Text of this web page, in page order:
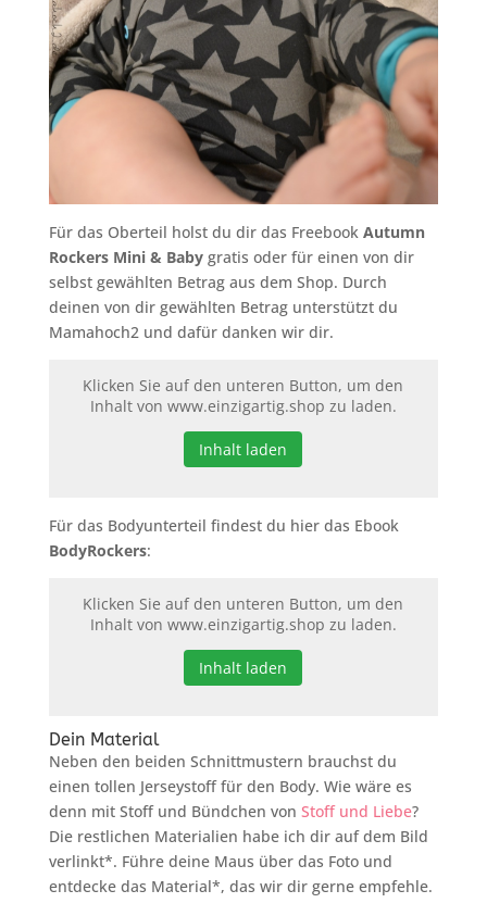
Für das Oberteil holst du dir das Freebook Autumn
Rockers Mini & Babygratis oder für einen von dir
selbst gewählten Betrag aus dem Shop. Durch
deinen von dir gewählten Betrag unterstützt du
Mamahoch2 und dafür danken wir dir.
Klicken Sie auf den unteren Button, um den
Inhalt von www.einzigartig.shop zu laden.
Inhalt laden
Für das Bodyunterteil findest du hier das Ebook
BodyRockers:
Klicken Sie auf den unteren Button, um den
Inhalt von www.einzigartig.shop zu laden.
Inhalt laden
Dein Material
Neben den beiden Schnittmustern brauchst du
einen tollen Jerseystoff für den Body. Wie wäre es
denn mit Stoff und Bündchen von Stoff und Liebe?
Die restlichen Materialien habe ich dir auf dem Bild
verlinkt*. Führe deine Maus über das Foto und
entdecke das Material*, das wir dir gerne empfehle.